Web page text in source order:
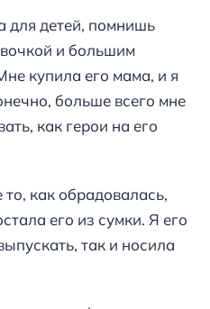
для детей, помнишь
и большим
купила его мама, и я
больше всего мне
как герои на его
как обрадовалась,
его из сумки. Я его
так и носила